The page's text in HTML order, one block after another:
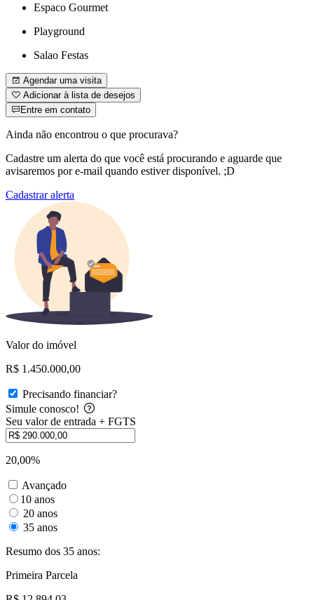
Espaco Gourmet
Playground
Salao Festas
Agendar uma visita
Adicionar à lista de desejos
Entre em contato
Ainda não encontrou o que procurava?
Cadastre um alerta do que você está procurando e aguarde que
avisaremos por e-mail quando estiver disponível. ;D
Cadastrar alerta
Valor do imóvel
R$ 1.450.000,00
Precisando financiar?
Simule conosco!
Seu valor de entrada + FGTS
20,00%
Avançado
10 anos
20 anos
35 anos
Resumo dos 35 anos:
Primeira Parcela